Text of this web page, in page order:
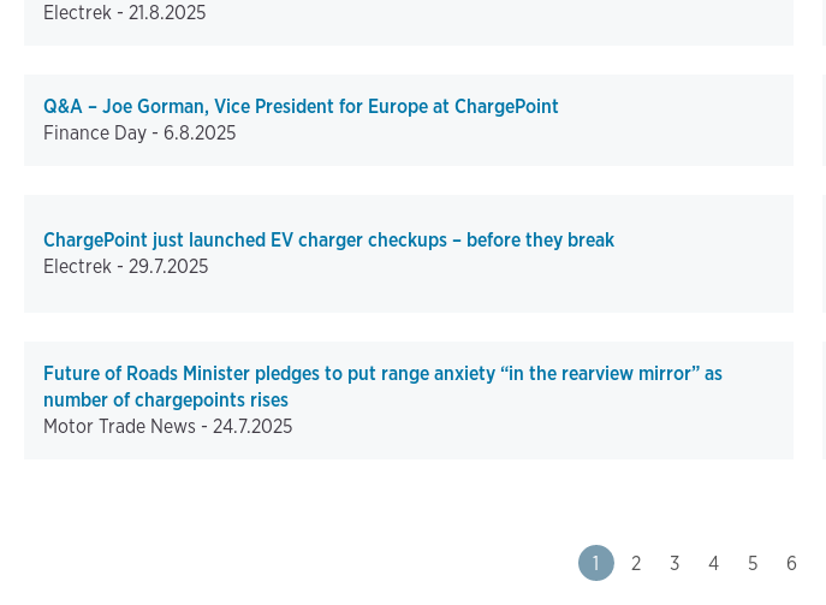
Electrek - 21.8.2025
Q&A – Joe Gorman, Vice President for Europe at ChargePoint
Finance Day - 6.8.2025
ChargePoint just launched EV charger checkups – before they break
Electrek - 29.7.2025
Future of Roads Minister pledges to put range anxiety “in the rearview mirror” as
number of chargepoints rises
Motor Trade News - 24.7.2025
Page
1 Page
2 Page
3 Page
4 Page
5 Page
6